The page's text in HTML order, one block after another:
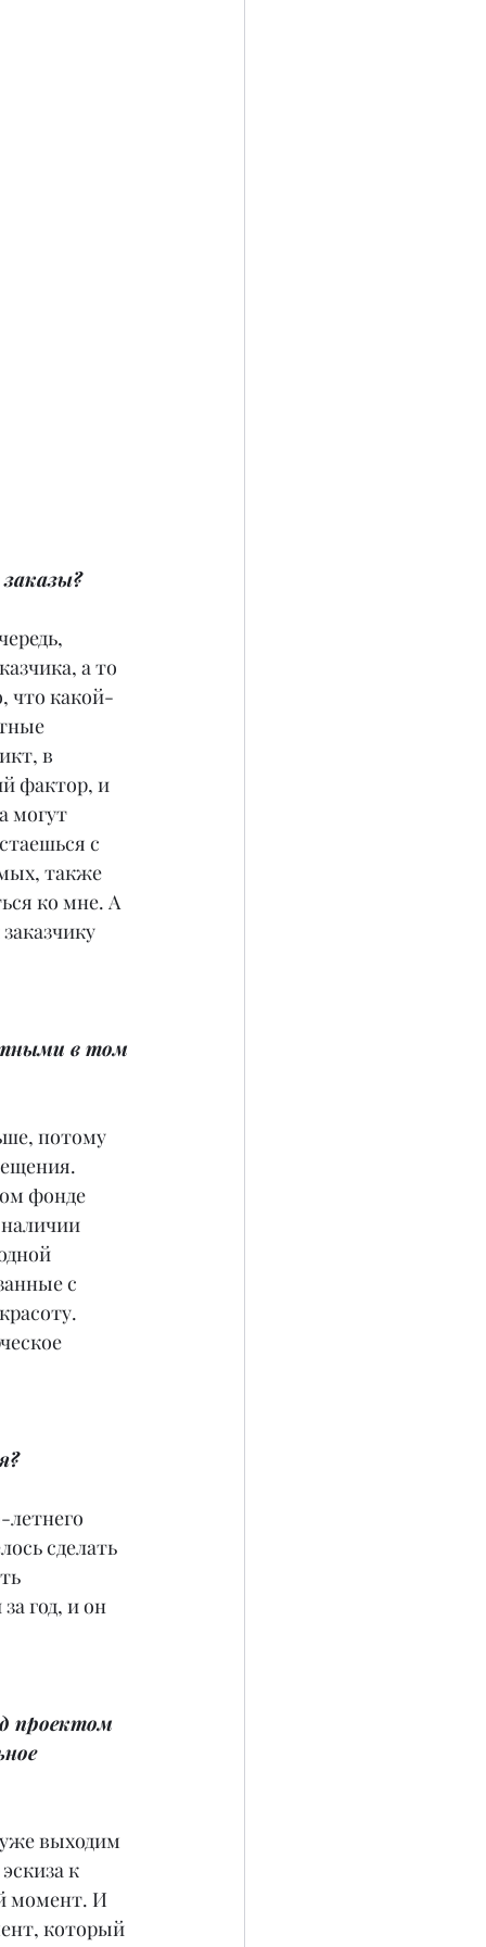
а то
что какой-
в
фактор, и
могут
с
также
ко мне. А
в том
потому
фонде
с
летнего
сделать
год, и он
проектом
выходим
к
момент. И
который